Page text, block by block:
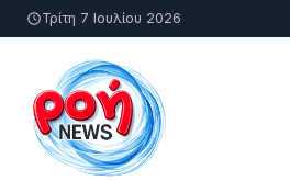
Τρίτη 7 Ιουλίου 2026